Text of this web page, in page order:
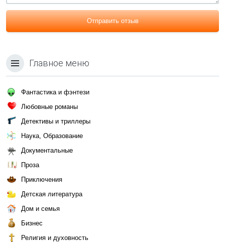
Отправить отзыв
Главное меню
Фантастика и фэнтези
Любовные романы
Детективы и триллеры
Наука, Образование
Документальные
Проза
Приключения
Детская литература
Дом и семья
Бизнес
Религия и духовность